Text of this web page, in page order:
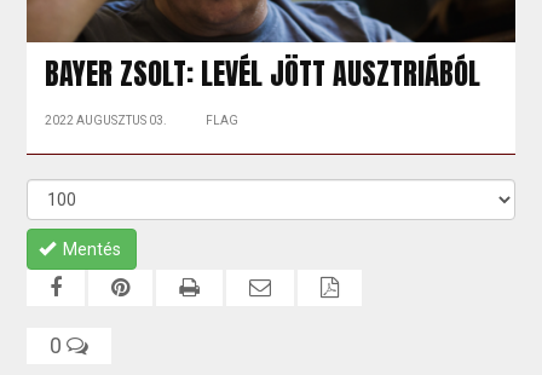
BAYER ZSOLT: LEVÉL JÖTT AUSZTRIÁBÓL
2022 AUGUSZTUS 03. FLAG
Mentés
0